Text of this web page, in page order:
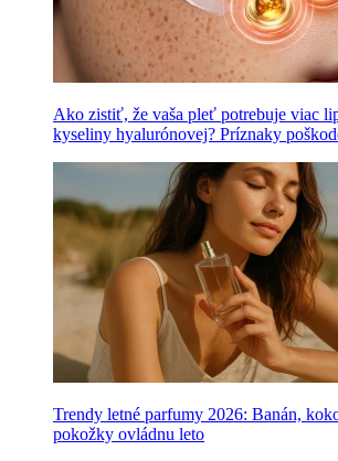
Ako zistiť, že vaša pleť potrebuje viac
kyseliny hyalurónovej? Príznaky
Trendy letné parfumy 2026: Banán,
pokožky ovládnu leto